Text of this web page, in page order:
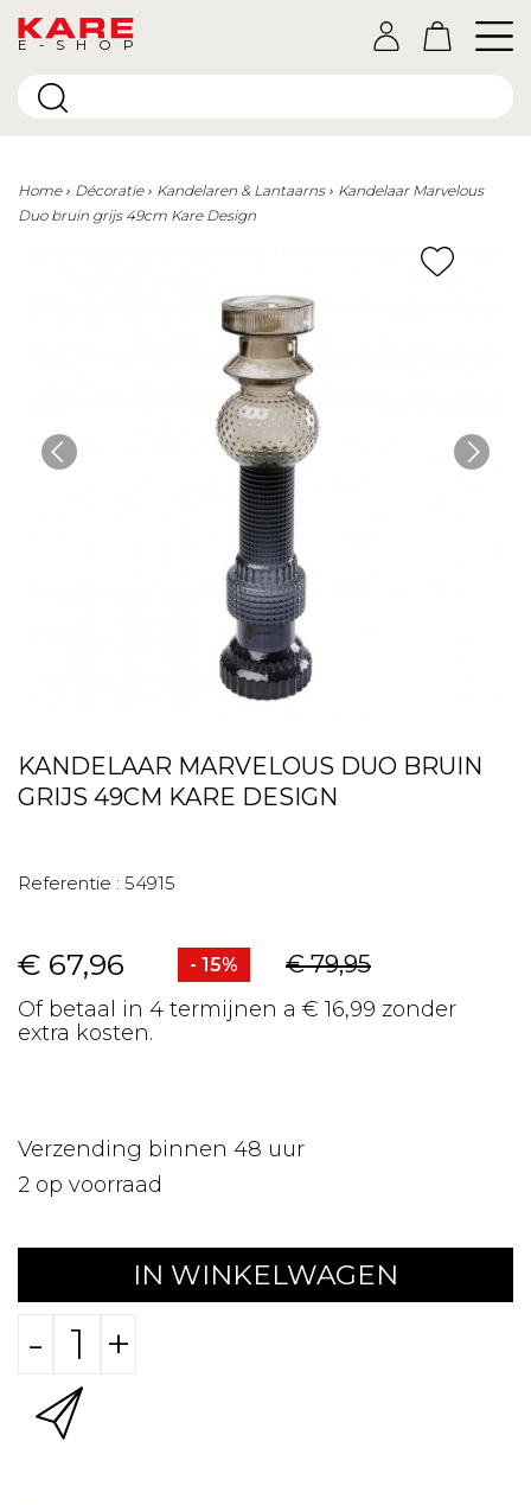
E-SHOP
Home Décoratie Kandelaren & Lantaarns
Kandelaar Marvelous
Duo bruin grijs 49cm Kare Design
KANDELAAR MARVELOUS DUO BRUIN
GRIJS 49CM KARE DESIGN
Referentie : 54915
€ 67,96 - 15% € 79,95
Of betaal in 4 termijnen a € 16,99 zonder
extra kosten.
Verzending binnen 48 uur
2 op voorraad
IN WINKELWAGEN
- +